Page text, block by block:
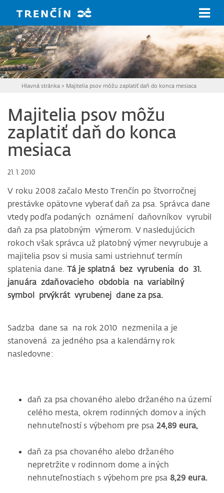
Hlavná stránka > Majitelia psov môžu zaplatiť daň do konca mesiaca
Majitelia psov môžu
zaplatiť daň do konca
mesiaca
21. 1. 2010
V roku 2008 začalo Mesto Trenčín po štvorročnej
prestávke opätovne vyberať daň za psa. Správca dane
vtedy podľa podaných oznámení daňovníkov vyrubil
daň za psa platobným výmerom. V nasledujúcich
rokoch však správca už platobný výmer nevyrubuje a
majitelia psov si musia sami ustriehnuť termín
splatenia dane.Tá je splatná bez vyrubenia do 31.
januára zdaňovacieho obdobia na variabilný
symbol prvýkrát vyrubenej dane za psa.
Sadzba dane sa na rok 2010 nezmenila a je
stanovená za jedného psa a kalendárny rok
nasledovne:
daň za psa chovaného alebo držaného na území
celého mesta, okrem rodinných domov a iných
nehnuteľností s výbehom pre psa 24,89 eura,
daň za psa chovaného alebo držaného
nepretržite v rodinnom dome a iných
nehnuteľnostiach s výbehom pre psa 8,29 eura.